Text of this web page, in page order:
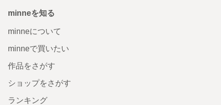
minneを知る
minneについて
minneで買いたい
作品をさがす
ショップをさがす
ランキング